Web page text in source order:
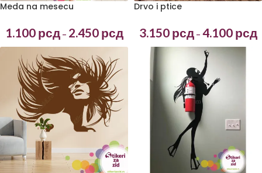
Meda na mesecu
1.100 рсд – 2.450 рсд
Drvo i ptice
3.150 рсд – 4.100 рсд